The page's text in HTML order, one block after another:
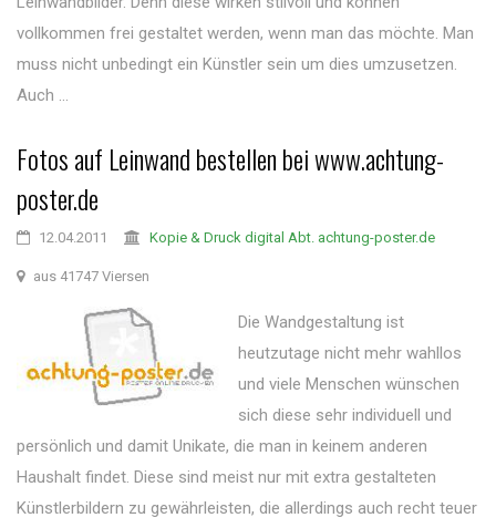
vollkommen frei gestaltet werden, wenn man das möchte. Man
muss nicht unbedingt ein Künstler sein um dies umzusetzen.
Auch ...
Fotos auf Leinwand bestellen bei www.achtung-
poster.de
12.04.2011 Kopie & Druck digital Abt. achtung-poster.de
aus 41747 Viersen
Die Wandgestaltung ist
heutzutage nicht mehr wahllos
und viele Menschen wünschen
sich diese sehr individuell und
persönlich und damit Unikate, die man in keinem anderen
Haushalt findet. Diese sind meist nur mit extra gestalteten
Künstlerbildern zu gewährleisten, die allerdings auch recht teuer